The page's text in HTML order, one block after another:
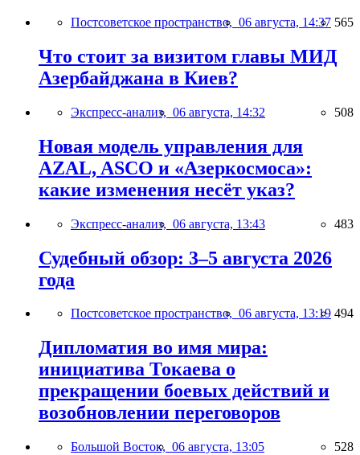
Постсоветское пространство, 06 августа, 14:37 565
Что стоит за визитом главы МИД
Азербайджана в Киев?
Экспресс-анализ, 06 августа, 14:32 508
Новая модель управления для
AZAL, ASCO и «Азеркосмоса»:
какие изменения несёт указ?
Экспресс-анализ, 06 августа, 13:43 483
Судебный обзор: 3–5 августа 2026
года
Постсоветское пространство, 06 августа, 13:19 494
Дипломатия во имя мира:
инициатива Токаева о
прекращении боевых действий и
возобновлении переговоров
Большой Восток, 06 августа, 13:05 528